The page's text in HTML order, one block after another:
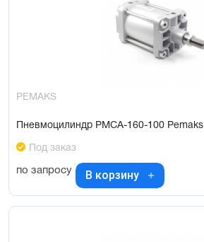
PEMAKS
Пневмоцилиндр PMCA-160-100 Pemaks
Под заказ
по запросу В корзину